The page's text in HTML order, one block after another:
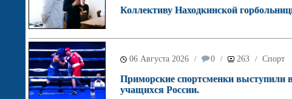
Коллективу Находкинской
06 Августа 2026 / 0 / 263 / Спорт
Приморские спортсменки выступили
учащихся России.